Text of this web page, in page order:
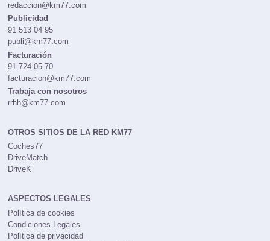
redaccion@km77.com
Publicidad
91 513 04 95
publi@km77.com
Facturación
91 724 05 70
facturacion@km77.com
Trabaja con nosotros
rrhh@km77.com
OTROS SITIOS DE LA RED KM77
Coches77
DriveMatch
DriveK
ASPECTOS LEGALES
Política de cookies
Condiciones Legales
Política de privacidad